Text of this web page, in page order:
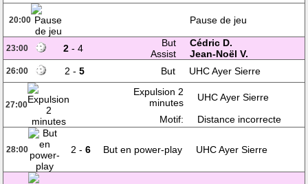
20:00 Pause de jeu
23:00 2 - 4 But
Cédric D.
Assist
Jean-Noël V.
26:00 2 - 5 But UHC Ayer Sierre
27:00
Expulsion 2
minutes
UHC Ayer Sierre
Motif:
Distance incorrecte
28:00 2 - 6 But en power-play UHC Ayer Sierre